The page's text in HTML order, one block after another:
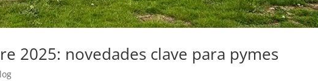
2025: novedades clave para pymes